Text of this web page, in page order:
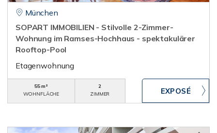
München
SOPART IMMOBILIEN - Stilvolle 2-Zimmer-
Wohnung im Ramses-Hochhaus - spektakulärer
Rooftop-Pool
Etagenwohnung
55 m²
WOHNFLÄCHE
2
ZIMMER